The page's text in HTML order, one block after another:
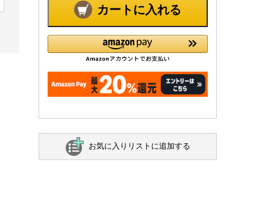
カートに入れる
お気に入りリストに追加する